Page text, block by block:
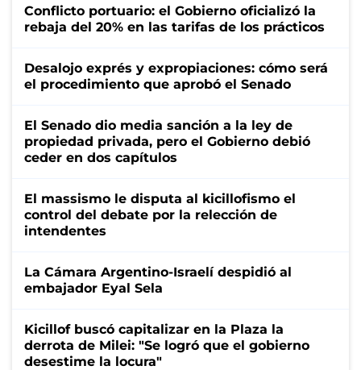
Conflicto portuario: el Gobierno oficializó la
rebaja del 20% en las tarifas de los prácticos
Desalojo exprés y expropiaciones: cómo será
el procedimiento que aprobó el Senado
El Senado dio media sanción a la ley de
propiedad privada, pero el Gobierno debió
ceder en dos capítulos
El massismo le disputa al kicillofismo el
control del debate por la relección de
intendentes
La Cámara Argentino-Israelí despidió al
embajador Eyal Sela
Kicillof buscó capitalizar en la Plaza la
derrota de Milei: "Se logró que el gobierno
desestime la locura"